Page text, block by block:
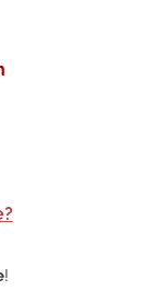
!